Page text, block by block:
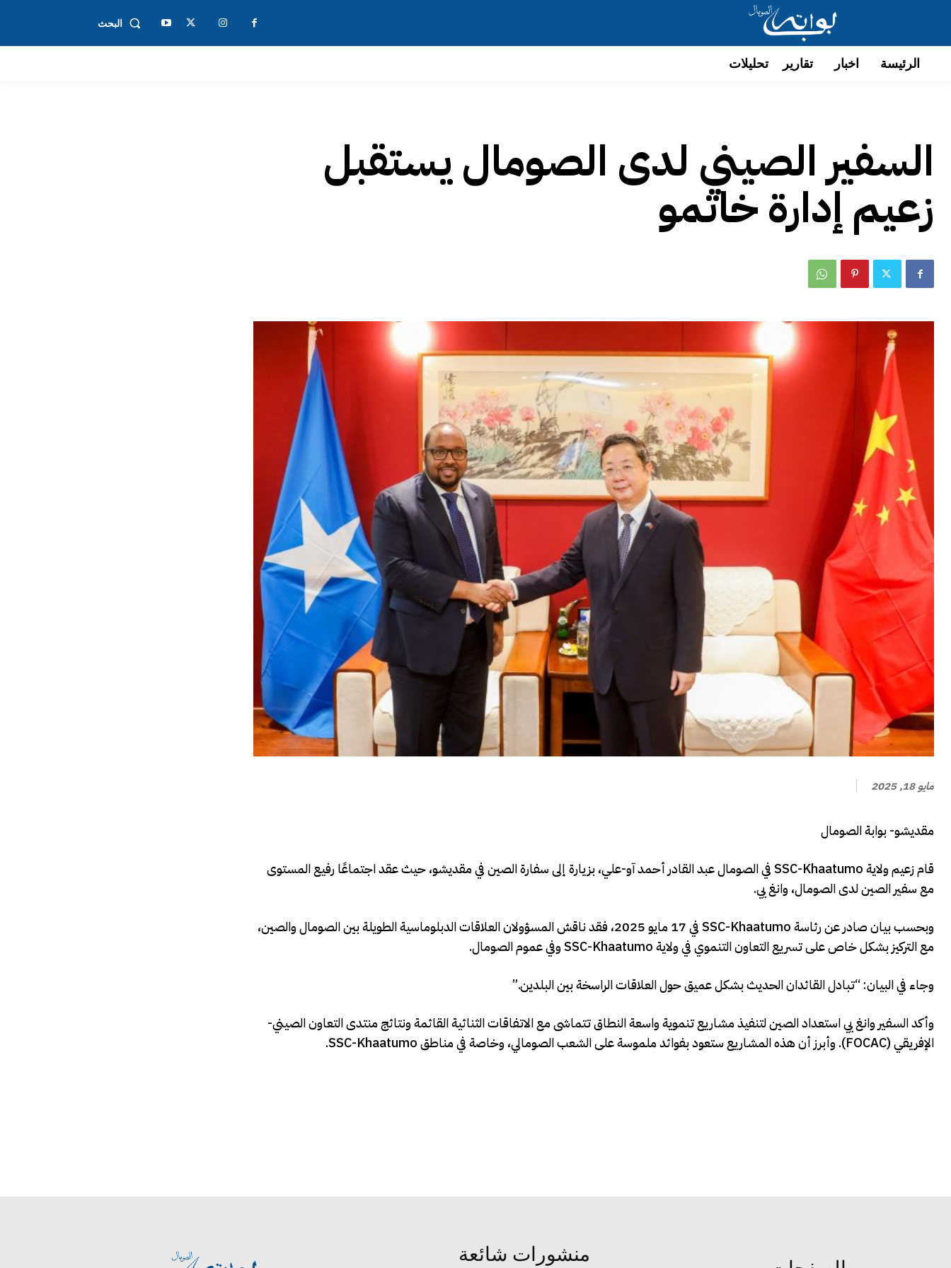
البحث
الرئيسة اخبار تقارير تحليلات
السفير الصيني لدى الصومال يستقبل
زعيم إدارة خاتمو
مايو 18, 2025
مقديشو- بوابة الصومال
قام زعيم ولاية SSC-Khaatumo في الصومال عبد القادر أحمد آو-علي، بزيارة إلى سفارة الصين في مقديشو، حيث عقد اجتماعًا رفيع المستوى
مع سفير الصين لدى الصومال، وانغ يي.
وبحسب بيان صادر عن رئاسة SSC-Khaatumo في 17 مايو 2025، فقد ناقش المسؤولان العلاقات الدبلوماسية الطويلة بين الصومال والصين،
مع التركيز بشكل خاص على تسريع التعاون التنموي في ولاية SSC-Khaatumo وفي عموم الصومال.
وجاء في البيان: “تبادل القائدان الحديث بشكل عميق حول العلاقات الراسخة بين البلدين.”
وأكد السفير وانغ يي استعداد الصين لتنفيذ مشاريع تنموية واسعة النطاق تتماشى مع الاتفاقات الثنائية القائمة ونتائج منتدى التعاون الصيني-
الإفريقي (FOCAC). وأبرز أن هذه المشاريع ستعود بفوائد ملموسة على الشعب الصومالي، وخاصة في مناطق SSC-Khaatumo.
منشورات شائعة